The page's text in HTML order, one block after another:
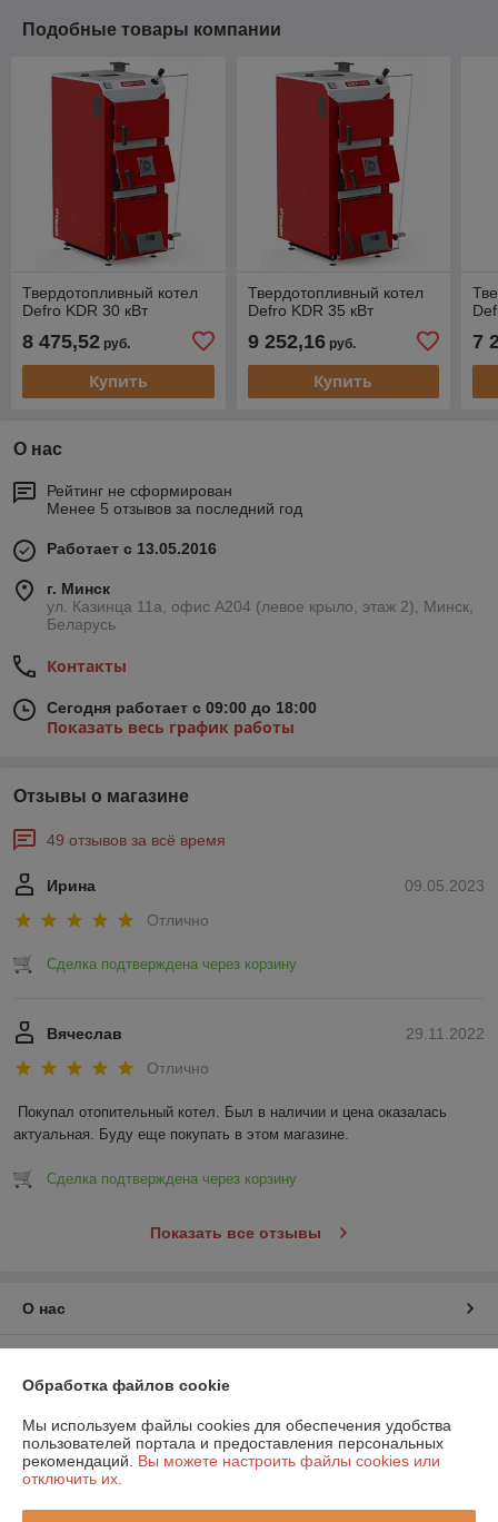
Подобные товары компании
Твердотопливный котел
Defro KDR 30 кВт
8 475,52 руб.
Купить
Твердотопливный котел
Defro KDR 35 кВт
9 252,16руб.
Купить
7
О нас
Рейтинг не сформирован
Менее 5 отзывов за последний год
Работает с 13.05.2016
г. Минск
ул. Казинца 11а, офис А204 (левое крыло, этаж 2), Минск,
Беларусь
Контакты
Сегодня работает с 09:00 до 18:00
Показать весь график работы
Отзывы о магазине
49 отзывов за всё время
09.05.2023
Ирина
Отлично
Сделка подтверждена через корзину
29.11.2022
Вячеслав
Отлично
Покупал отопительный котел. Был в наличии и цена оказалась
актуальная. Буду еще покупать в этом магазине.
Сделка подтверждена через корзину
Показать все отзывы
О нас
График работы
Полная версия сайта
Обработка файлов cookie
Мы используем файлы cookies для обеспечения удобства
пользователей портала и предоставления персональных
рекомендаций. Вы можете настроить файлы cookies или
отключить их.